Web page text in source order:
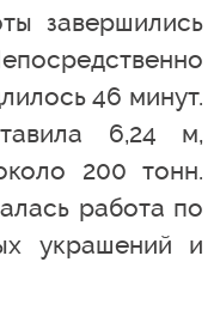
завершились
46 минут.
6,24 м,
200 тонн.
работа по
украшений и